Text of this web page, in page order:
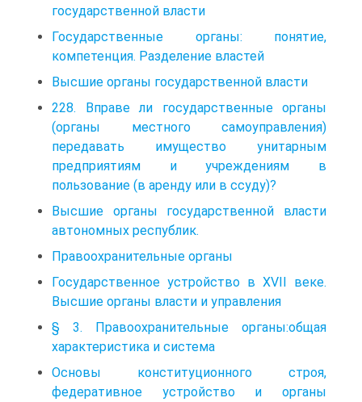
государственной власти
Государственные органы: понятие,
компетенция. Разделение властей
Высшие органы государственной власти
228. Вправе ли государственные органы
(органы местного самоуправления)
передавать имущество унитарным
предприятиям и учреждениям в
пользование (в аренду или в ссуду)?
Высшие органы государственной власти
автономных республик.
Правоохранительные органы
Государственное устройство в XVII веке.
Высшие органы власти и управления
§ 3. Правоохранительные органы:общая
характеристика и система
Основы конституционного строя,
федеративное устройство и органы